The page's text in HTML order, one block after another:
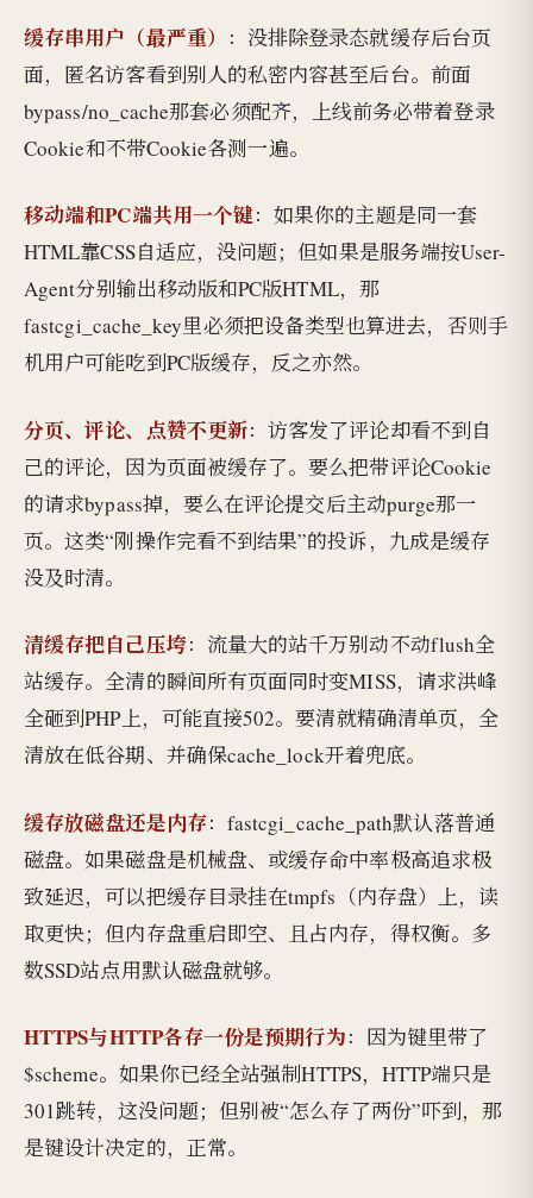
缓存串用户（最严重）
：没排除登录态就缓存后台页
面，匿名访客看到别人的私密内容甚至后台。前面
bypass/no_cache那套必须配齐，上线前务必带着登录
Cookie和不带Cookie各测一遍。
移动端和PC端共用一个键：如果你的主题是同一套
HTML靠CSS自适应，没问题；但如果是服务端按User-
Agent分别输出移动版和PC版HTML，那
fastcgi_cache_key里必须把设备类型也算进去，否则手
机用户可能吃到PC版缓存，反之亦然。
分页、评论、点赞不更新：访客发了评论却看不到自
己的评论，因为页面被缓存了。要么把带评论Cookie
的请求bypass掉，要么在评论提交后主动purge那一
页。这类“刚操作完看不到结果”的投诉，九成是缓存
没及时清。
清缓存把自己压垮：流量大的站千万别动不动flush全
站缓存。全清的瞬间所有页面同时变MISS，请求洪峰
全砸到PHP上，可能直接502。要清就精确清单页，全
清放在低谷期、并确保cache_lock开着兜底。
缓存放磁盘还是内存：fastcgi_cache_path默认落普通
磁盘。如果磁盘是机械盘、或缓存命中率极高追求极
致延迟，可以把缓存目录挂在tmpfs（内存盘）上，读
取更快；但内存盘重启即空、且占内存，得权衡。多
数SSD站点用默认磁盘就够。
HTTPS与HTTP各存一份是预期行为：因为键里带了
$scheme。如果你已经全站强制HTTPS，HTTP端只是
301跳转，这没问题；但别被“怎么存了两份”吓到，那
是键设计决定的，正常。